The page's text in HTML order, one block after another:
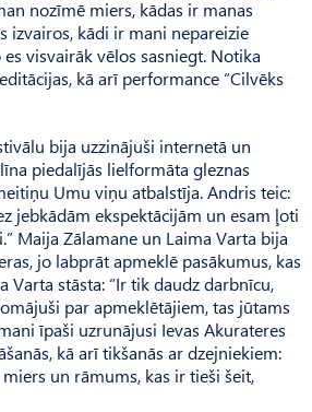
nozīmē miers, kādas ir manas
izvairos, kādi ir mani nepareizie
visvairāk vēlos sasniegt. Notika
kā arī performance “Cilvēks
bija uzzinājuši internetā un
piedalījās lielformāta gleznas
Umu viņu atbalstīja. Andris teic:
jebkādām ekspektācijām un esam ļoti
Maija Zālamane un Laima Varta bija
jo labprāt apmeklē pasākumus, kas
Varta stāsta: “Ir tik daudz darbnīcu,
par apmeklētājiem, tas jūtams
īpaši uzrunājusi Ievas Akurateres
kā arī tikšanās ar dzejniekiem:
un rāmums, kas ir tieši šeit,